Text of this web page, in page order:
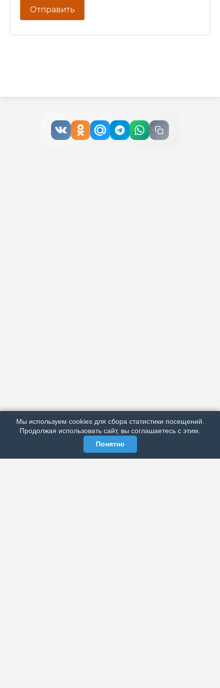
РЕКЛАМА У НАС
МЫ В СОЦСЕТЯХ
Отправить
Мы используем cookies для сбора статистики посещений.
Продолжая использовать сайт, вы соглашаетесь с этим.
Понятно